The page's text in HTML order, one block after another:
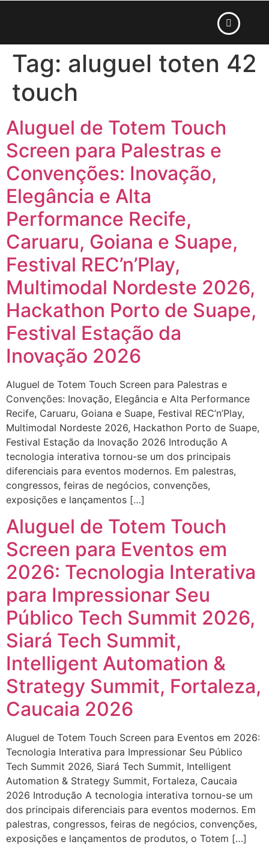
Tag: aluguel toten 42
touch
Aluguel de Totem Touch
Screen para Palestras e
Convenções: Inovação,
Elegância e Alta
Performance Recife,
Caruaru, Goiana e Suape,
Festival REC’n’Play,
Multimodal Nordeste 2026,
Hackathon Porto de Suape,
Festival Estação da
Inovação 2026
Aluguel de Totem Touch Screen para Palestras e
Convenções: Inovação, Elegância e Alta Performance
Recife, Caruaru, Goiana e Suape, Festival REC’n’Play,
Multimodal Nordeste 2026, Hackathon Porto de Suape,
Festival Estação da Inovação 2026 Introdução A
tecnologia interativa tornou-se um dos principais
diferenciais para eventos modernos. Em palestras,
congressos, feiras de negócios, convenções,
exposições e lançamentos […]
Aluguel de Totem Touch
Screen para Eventos em
2026: Tecnologia Interativa
para Impressionar Seu
Público Tech Summit 2026,
Siará Tech Summit,
Intelligent Automation &
Strategy Summit, Fortaleza,
Caucaia 2026
Aluguel de Totem Touch Screen para Eventos em 2026:
Tecnologia Interativa para Impressionar Seu Público
Tech Summit 2026, Siará Tech Summit, Intelligent
Automation & Strategy Summit, Fortaleza, Caucaia
2026 Introdução A tecnologia interativa tornou-se um
dos principais diferenciais para eventos modernos. Em
palestras, congressos, feiras de negócios, convenções,
exposições e lançamentos de produtos, o Totem […]